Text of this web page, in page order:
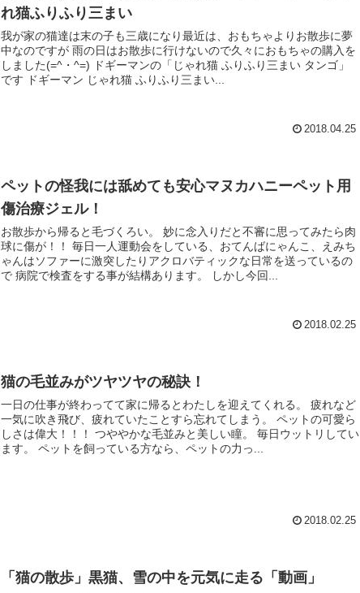
れ猫ふりふり三まい
我が家の猫達は末の子も三歳になり最近は、おもちゃよりお散歩に夢
中なのですが 雨の日はお散歩に行けないので久々におもちゃの購入を
しました(=^・^=) ドギーマンの「じゃれ猫 ふりふり三まい タンゴ」
です ドギーマン じゃれ猫 ふりふり三まい...
2018.04.25
ペットの怪我には舐めても安心マヌカハニーペット用
傷治療ジェル！
お散歩から帰ると毛づくろい。 妙に念入りだと不審に思ってみたら肉
球に傷が！！ 毎日一人運動会をしている、おてんばにゃんこ、えみち
ゃんはソファーに激突したりアクロバティックな日常を送っているの
で 病院で検査をする事が結構あります。 しかし今回...
2018.02.25
猫の毛並みがツヤツヤの秘訣！
一日の仕事が終わってて家に帰るとわたしを迎えてくれる。 疲れなど
一気に吹き飛び、疲れていたことすら忘れてしまう。 ペットの可愛ら
しさは偉大！！！ つややかな毛並みと美しい瞳。 毎日ウットリしてい
ます。 ペットを飼っている方なら、ペットの力っ...
2018.02.25
「猫の散歩」黒猫、雪の中を元気に走る「動画」